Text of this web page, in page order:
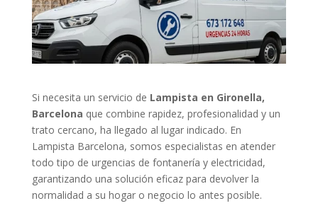
Si necesita un servicio de Lampista en Gironella,
Barcelona que combine rapidez, profesionalidad y un
trato cercano, ha llegado al lugar indicado. En
Lampista Barcelona, somos especialistas en atender
todo tipo de urgencias de fontanería y electricidad,
garantizando una solución eficaz para devolver la
normalidad a su hogar o negocio lo antes posible.